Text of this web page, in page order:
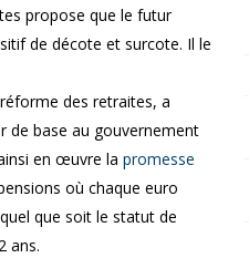
propose que le futur
de décote et surcote. Il le
des retraites, a
de base au gouvernement
en œuvre la promesse
où chaque euro
que soit le statut de
ans.